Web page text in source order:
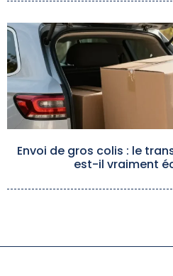
Envoi de gros colis : le
est-il vraiment